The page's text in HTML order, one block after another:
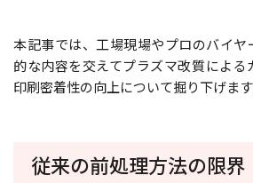
本記事では、工場現場やプロのバイ
的な内容を交えてプラズマ改質によ
印刷密着性の向上について掘り下げます
従来の前処理方法の限界